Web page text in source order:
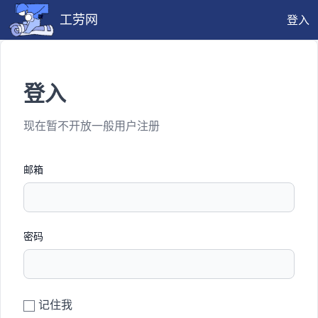
工劳网 登入
登入
现在暂不开放一般用户注册
邮箱
密码
记住我